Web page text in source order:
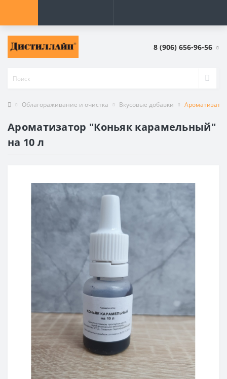
8 (906) 656-96-56
Облагораживание и очистка Вкусовые добавки
Ароматизатор "Коньяк карамельный"
на 10 л